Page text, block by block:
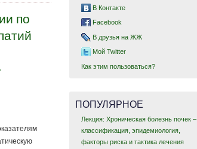
по
В Контакте
Facebook
В друзья на ЖЖ
Мой Twitter
Как этим пользоваться?
ПОПУЛЯРНОЕ
Лекция: Хроническая болезнь почек –
классификация, эпидемиология,
факторы риска и тактика лечения